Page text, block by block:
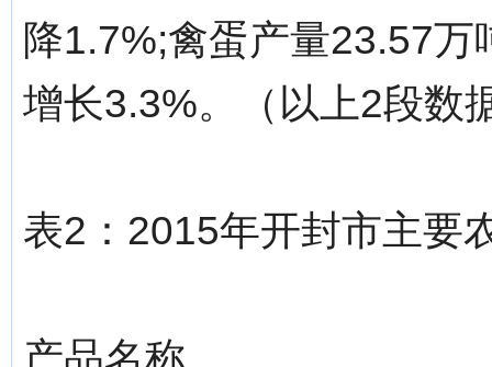
降1.7%;禽蛋产量23.57
增长3.3%。（以上2段数
表2：2015年开封市主要
产品名称